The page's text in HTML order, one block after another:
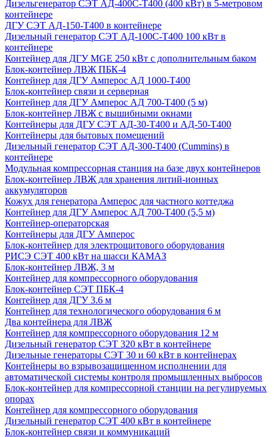
Дизельгенератор СЭТ АД-400С-Т400 (400 кВт) в 5-метровом
контейнере
ДГУ СЭТ АД-150-Т400 в контейнере
Дизельный генератор СЭТ АД-100С-Т400 100 кВт в
контейнере
Контейнер для ДГУ MGE 250 кВт с дополнительным баком
Блок-контейнер ЛВЖ ПБК-4
Контейнер для ДГУ Амперос АД 1000-Т400
Блок-контейнер связи и серверная
Контейнер для ДГУ Амперос АД 700-Т400 (5 м)
Блок-контейнер ЛВЖ с вышибными окнами
Контейнеры для ДГУ СЭТ АД-30-Т400 и АД-50-Т400
Контейнеры для бытовых помещений
Дизельный генератор СЭТ АД-300-Т400 (Cummins) в
контейнере
Модульная компрессорная станция на базе двух контейнеров
Блок-контейнер ЛВЖ для хранения литий-ионных
аккумуляторов
Кожух для генератора Амперос для частного коттеджа
Контейнер для ДГУ Амперос АД 700-Т400 (5,5 м)
Контейнер-операторская
Контейнеры для ДГУ Амперос
Блок-контейнер для электрощитового оборудования
РИСЭ СЭТ 400 кВт на шасси КАМАЗ
Блок-контейнер ЛВЖ, 3 м
Контейнер для компрессорного оборудования
Блок-контейнер СЭТ ПБК-4
Контейнер для ДГУ 3.6 м
Контейнер для технологического оборудования 6 м
Два контейнера для ЛВЖ
Контейнер для компрессорного оборудования 12 м
Дизельный генератор СЭТ 320 кВт в контейнере
Дизельные генераторы СЭТ 30 и 60 кВт в контейнерах
Контейнеры во взрывозащищенном исполнении для
автоматической системы контроля промышленных выбросов
Блок-контейнер для компрессорной станции на регулируемых
опорах
Контейнер для компрессорного оборудования
Дизельный генератор СЭТ 400 кВт в контейнере
Блок-контейнер связи и коммуникаций